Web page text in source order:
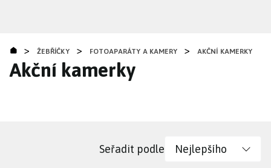
obsahu
> ŽEBŘÍČKY > FOTOAPARÁTY A KAMERY > AKČNÍ KAMERKY
Akční kamerky
Seřadit podle